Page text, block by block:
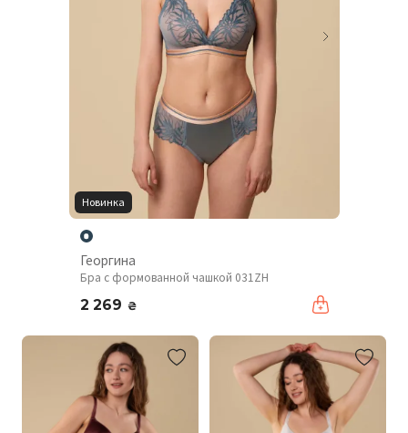
Новинка
Георгина
Бра с формованной чашкой 031ZH
2 269 ₴